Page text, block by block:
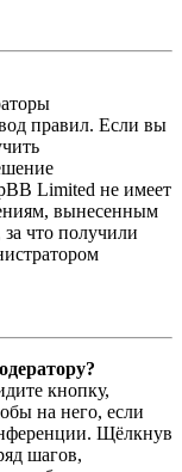
правил. Если вы
Limited не имеет
вынесенным
что получили
кнопку,
на него, если
Щёлкнув
шагов,